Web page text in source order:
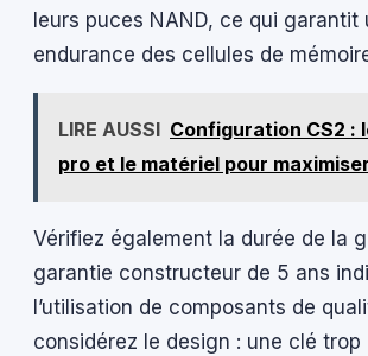
leurs puces NAND, ce qui garantit
endurance des cellules de
LIRE AUSSI Configuration CS2 :
pro et le matériel pour
Vérifiez également la durée de la
garantie constructeur de 5 ans
l’utilisation de composants de
considérez le design : une clé